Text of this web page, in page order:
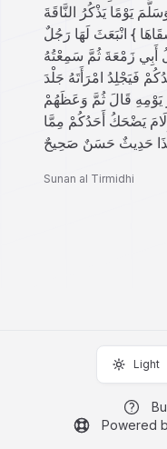
يَوْمًا يَذْكُرُ النَّاقَةَ
} انْبَعَثَ لَهَا رَجُلٌ
أَبِي زَمْعَةَ ثُمَّ سَمِعْتُهُ
فَيَجْلِدُ امْرَأَتَهُ جَلْدَ
يَوْمِهِ قَالَ ثُمَّ وَعَظَهُمْ
يَضْحَكُ أَحَدُكُمْ مِمَّا
Sunan al Tirmidhi
Light
Powered